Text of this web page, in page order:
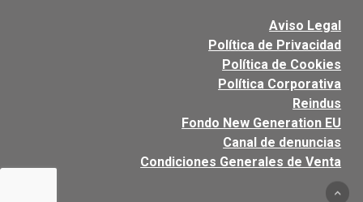
Aviso Legal
Política de Privacidad
Política de Cookies
Política Corporativa
Reindus
Fondo New Generation EU
Canal de denuncias
Condiciones Generales de Venta